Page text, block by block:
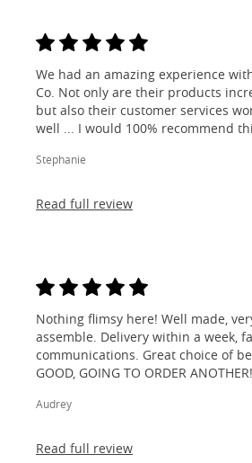
We had an amazing experience
Co. Not only are their products
but also their customer services
well ... I would 100% recommend
Stephanie
Read full review
Nothing flimsy here! Well made,
assemble. Delivery within a week,
communications. Great choice of
GOOD, GOING TO ORDER ANOTHER!
Audrey
Read full review